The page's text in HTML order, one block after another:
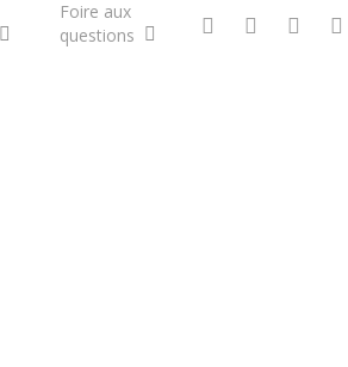
Foire aux
questions
twitter facebook
vimeo RSS